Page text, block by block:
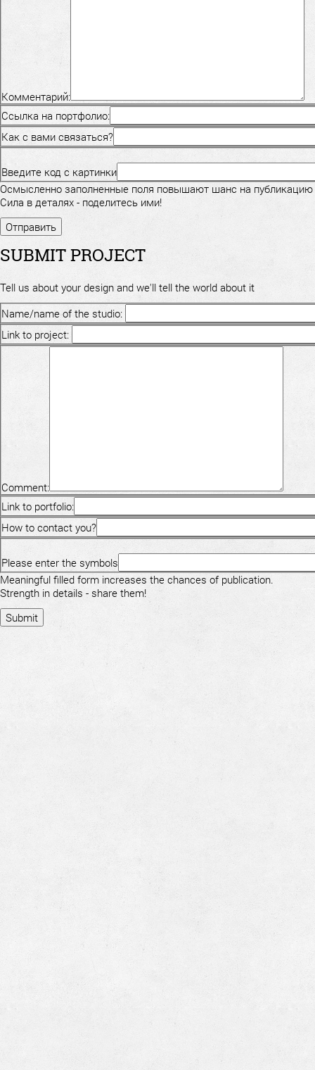
Комментарий:
Ссылка на портфолио:
Как с вами связаться?
Введите код с картинки
Осмысленно заполненные поля повышают шанс на публикацию
Сила в деталях - поделитесь ими!
SUBMIT PROJECT
Tell us about your design and we'll tell the world about it
Name/name of the studio:
Link to project:
Comment:
Link to portfolio:
How to contact you?
Please enter the symbols
Meaningful filled form increases the chances of publication.
Strength in details - share them!